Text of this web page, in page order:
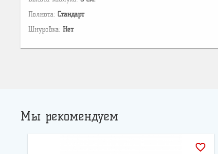
Полнота: Стандарт
Шнуровка: Нет
Мы рекомендуем
favorite_border